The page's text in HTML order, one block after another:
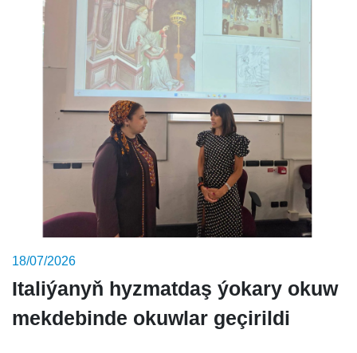
18/07/2026
Italiýanyň hyzmatdaş ýokary okuw
mekdebinde okuwlar geçirildi